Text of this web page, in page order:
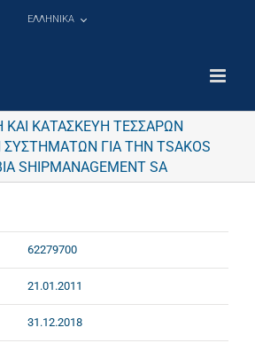
ΕΛΛΗΝΙΚΑ
ΚΑΤΑΣΚΕΥΗ ΤΕΣΣΑΡΩΝ
ΣΥΣΤΗΜΑΤΩΝ ΓΙΑ ΤΗΝ TSAKOS
SHIPMANAGEMENT SA
62279700
21.01.2011
31.12.2018